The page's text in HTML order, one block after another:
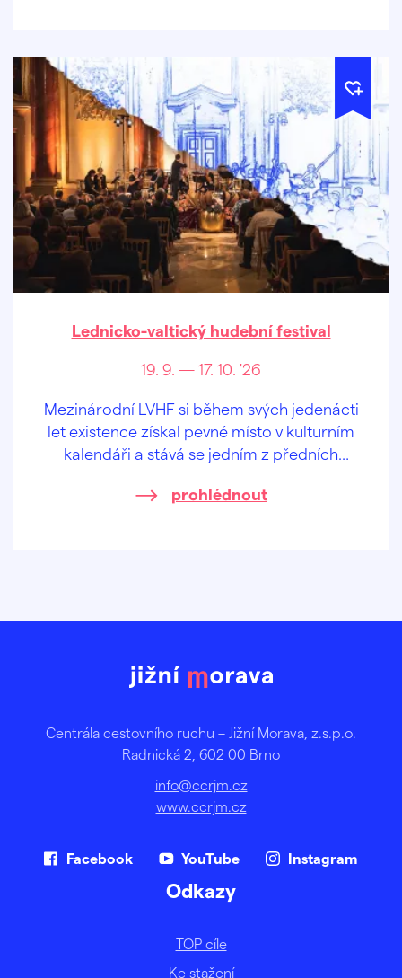
Lednicko-valtický hudební festival
19. 9. — 17. 10. '26
Mezinárodní LVHF si během svých jedenácti
let existence získal pevné místo v kulturním
kalendáři a stává se jedním z předních
prohlédnout
Centrála cestovního ruchu – Jižní Morava, z.s.p.o.
Radnická 2, 602 00 Brno
info@ccrjm.cz
www.ccrjm.cz
Facebook YouTube Instagram
Odkazy
TOP cíle
Ke stažení